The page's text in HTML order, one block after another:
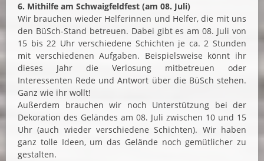
6. Mithilfe am Schwaigfeldfest (am 08. Juli)
Wir brauchen wieder Helferinnen und Helfer, die mit uns
den BüSch-Stand betreuen. Dabei gibt es am 08. Juli von
15 bis 22 Uhr verschiedene Schichten je ca. 2 Stunden
mit verschiedenen Aufgaben. Beispielsweise könnt ihr
dieses Jahr die Verlosung mitbetreuen oder
Interessenten Rede und Antwort über die BüSch stehen.
Ganz wie ihr wollt!
Außerdem brauchen wir noch Unterstützung bei der
Dekoration des Geländes am 08. Juli zwischen 10 und 15
Uhr (auch wieder verschiedene Schichten). Wir haben
ganz tolle Ideen, um das Gelände noch gemütlicher zu
gestalten.